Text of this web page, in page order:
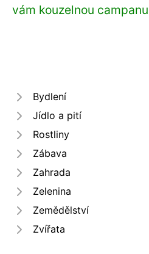
vám kouzelnou
Bydlení
Jídlo a pití
Rostliny
Zábava
Zahrada
Zelenina
Zemědělství
Zvířata